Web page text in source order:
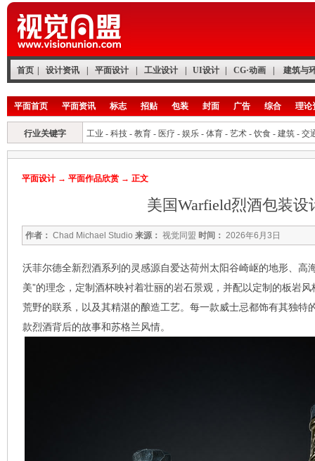
首页 设计资讯 平面设计 工业设计 UI设计 CG·动画 建筑与
平面首页 平面资讯 标志 招贴 包装 封面 广告 综合 理论
行业关键字 工业 - 科技 - 教育 - 医疗 - 娱乐 - 体育 - 艺术 - 饮食 - 建筑 - 交
平面设计 → 平面作品欣赏 → 正文
美国Warfield烈酒包装设
作者： Chad Michael Studio 来源： 视觉同盟 时间： 2026年6月3日
沃菲尔德全新烈酒系列的灵感源自爱达荷州太阳谷崎岖的地形、高
美”的理念，定制酒杯映衬着壮丽的岩石景观，并配以定制的板岩
荒野的联系，以及其精湛的酿造工艺。每一款威士忌都饰有其独特
款烈酒背后的故事和苏格兰风情。